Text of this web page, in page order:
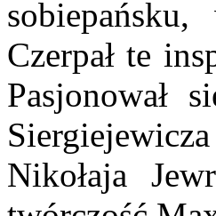
Czerpał te
Pasjonował
Nikołaja